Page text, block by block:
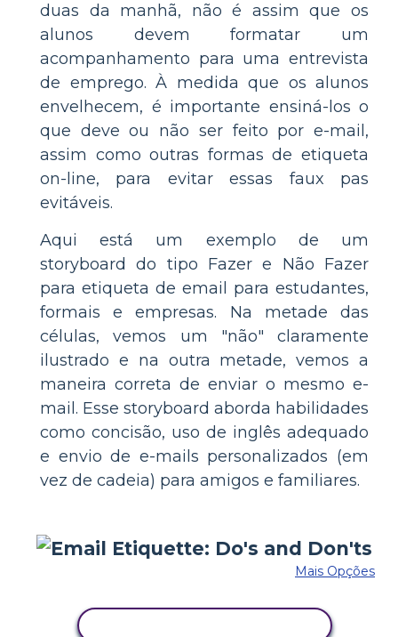
duas da manhã, não é assim que os
alunos devem formatar um
acompanhamento para uma entrevista
de emprego. À medida que os alunos
envelhecem, é importante ensiná-los o
que deve ou não ser feito por e-mail,
assim como outras formas de etiqueta
on-line, para evitar essas faux pas
evitáveis.
Aqui está um exemplo de um
storyboard do tipo Fazer e Não Fazer
para etiqueta de email para estudantes,
formais e empresas. Na metade das
células, vemos um "não" claramente
ilustrado e na outra metade, vemos a
maneira correta de enviar o mesmo e-
mail. Esse storyboard aborda habilidades
como concisão, uso de inglês adequado
e envio de e-mails personalizados (em
vez de cadeia) para amigos e familiares.
Mais Opções